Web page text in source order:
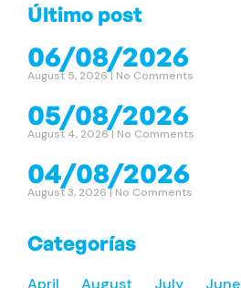
Último post
06/08/2026
August 5, 2026 No Comments
05/08/2026
August 4, 2026 No Comments
04/08/2026
August 3, 2026No Comments
Categorías
April August July June